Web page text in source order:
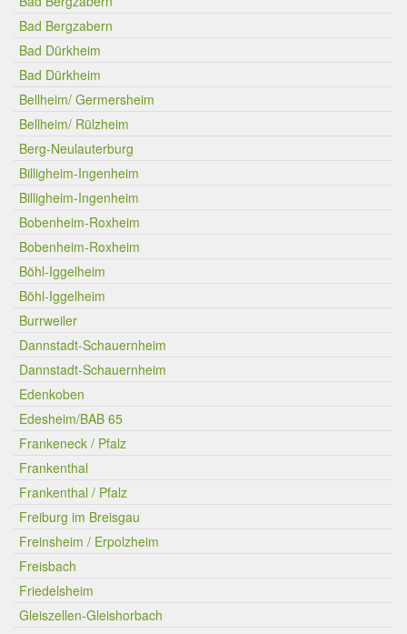
Bad Bergzabern
Bad Dürkheim
Bad Dürkheim
Bellheim/ Germersheim
Bellheim/ Rülzheim
Berg-Neulauterburg
Billigheim-Ingenheim
Billigheim-Ingenheim
Bobenheim-Roxheim
Bobenheim-Roxheim
Böhl-Iggelheim
Böhl-Iggelheim
Burrweiler
Dannstadt-Schauernheim
Dannstadt-Schauernheim
Edenkoben
Edesheim/BAB 65
Frankeneck / Pfalz
Frankenthal
Frankenthal / Pfalz
Freiburg im Breisgau
Freinsheim / Erpolzheim
Freisbach
Friedelsheim
Gleiszellen-Gleishorbach